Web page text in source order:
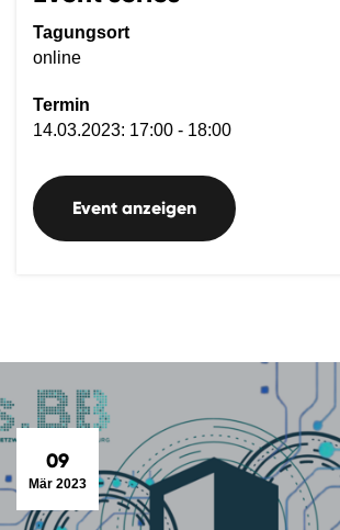
Tagungsort
online
Termin
14.03.2023: 17:00 - 18:00
Event anzeigen
09
Mär 2023